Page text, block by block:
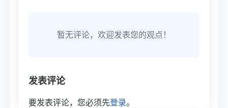
暂无评论，欢迎发表您的观点！
发表评论
要发表评论，您必须先登录。